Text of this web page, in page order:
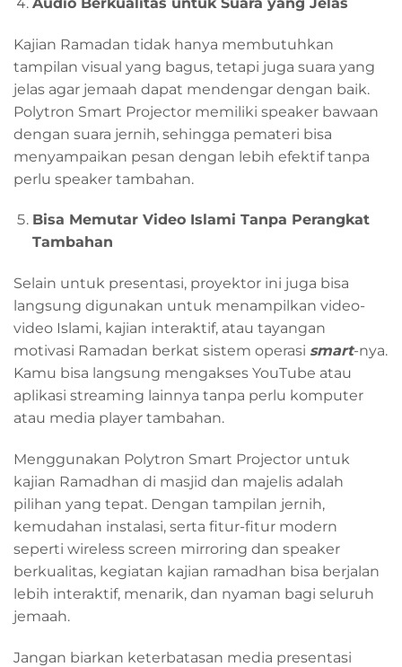
Kajian Ramadan tidak hanya membutuhkan
tampilan visual yang bagus, tetapi juga suara yang
jelas agar jemaah dapat mendengar dengan baik.
Polytron Smart Projector memiliki speaker bawaan
dengan suara jernih, sehingga pemateri bisa
menyampaikan pesan dengan lebih efektif tanpa
perlu speaker tambahan.
Bisa Memutar Video Islami Tanpa Perangkat
Tambahan
Selain untuk presentasi, proyektor ini juga bisa
langsung digunakan untuk menampilkan video-
video Islami, kajian interaktif, atau tayangan
motivasi Ramadan berkat sistem operasi smart-nya.
Kamu bisa langsung mengakses YouTube atau
aplikasi streaming lainnya tanpa perlu komputer
atau media player tambahan.
Menggunakan Polytron Smart Projector untuk
kajian Ramadhan di masjid dan majelis adalah
pilihan yang tepat. Dengan tampilan jernih,
kemudahan instalasi, serta fitur-fitur modern
seperti wireless screen mirroring dan speaker
berkualitas, kegiatan kajian ramadhan bisa berjalan
lebih interaktif, menarik, dan nyaman bagi seluruh
jemaah.
Jangan biarkan keterbatasan media presentasi